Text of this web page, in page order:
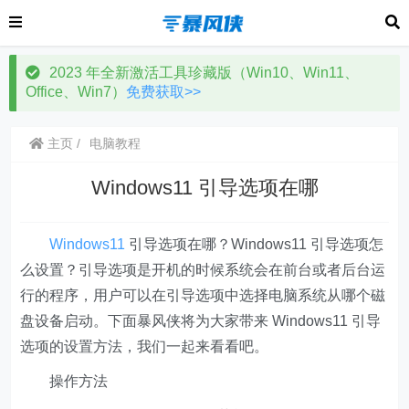
2023 年全新激活工具珍藏版（Win10、Win11、
Office、Win7） 免费获取>>
主页 电脑教程
Windows11 引导选项在哪
Windows11 引导选项在哪？Windows11 引导选项怎
么设置？引导选项是开机的时候系统会在前台或者后台运
行的程序，用户可以在引导选项中选择电脑系统从哪个磁
盘设备启动。下面暴风侠将为大家带来 Windows11 引导
选项的设置方法，我们一起来看看吧。
操作方法